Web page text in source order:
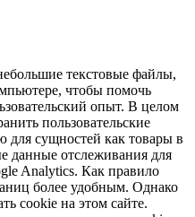
текстовые файлы,
чтобы помочь
опыт. В целом
пользовательские
для сущностей как товары в
данные отслеживания для
Analytics. Как правило
более удобным. Однако
cookie на этом сайте.